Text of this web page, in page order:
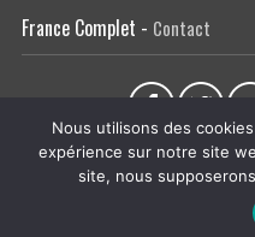
France Complet - Contact
L’association Actualités Tous
Régie publicitaire Plan du site
Nous utilisons des
expérience sur notre site
site, nous